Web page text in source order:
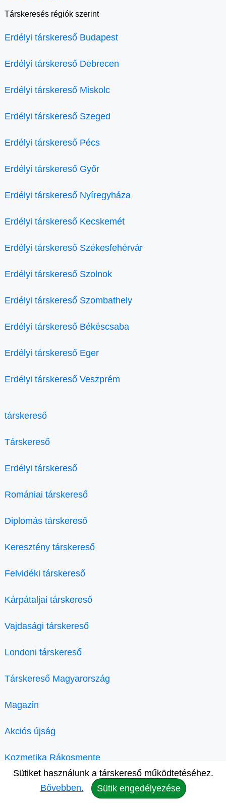
Társkeresés régiók szerint
Erdélyi társkereső Budapest
Erdélyi társkereső Debrecen
Erdélyi társkereső Miskolc
Erdélyi társkereső Szeged
Erdélyi társkereső Pécs
Erdélyi társkereső Győr
Erdélyi társkereső Nyíregyháza
Erdélyi társkereső Kecskemét
Erdélyi társkereső Székesfehérvár
Erdélyi társkereső Szolnok
Erdélyi társkereső Szombathely
Erdélyi társkereső Békéscsaba
Erdélyi társkereső Eger
Erdélyi társkereső Veszprém
társkereső
Társkereső
Erdélyi társkereső
Romániai társkereső
Diplomás társkereső
Keresztény társkereső
Felvidéki társkereső
Kárpátaljai társkereső
Vajdasági társkereső
Londoni társkereső
Társkereső Magyarország
Magazin
Akciós újság
Kozmetika Rákosmente
Sütiket használunk a társkereső működtetéséhez.
Bővebben.
Sütik engedélyezése